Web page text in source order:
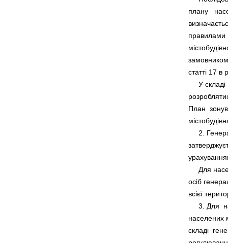
плану
правилами
статті 17 в
У
План
2.
Для
осіб
3. Для
населених
складі